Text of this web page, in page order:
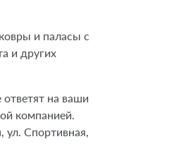
и паласы с
и других
на ваши
компанией.
Спортивная,